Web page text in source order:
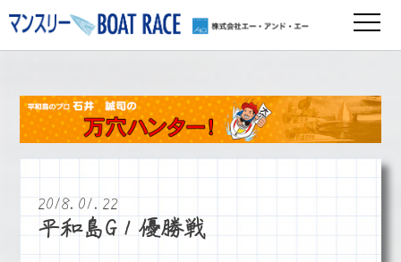
2018.01.22
平和島G１優勝戦